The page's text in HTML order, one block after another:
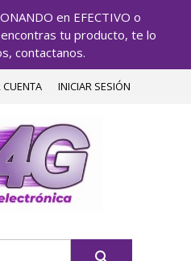
en EFECTIVO o
encontras tu producto, te lo
contactanos.
CUENTA INICIAR SESIÓN